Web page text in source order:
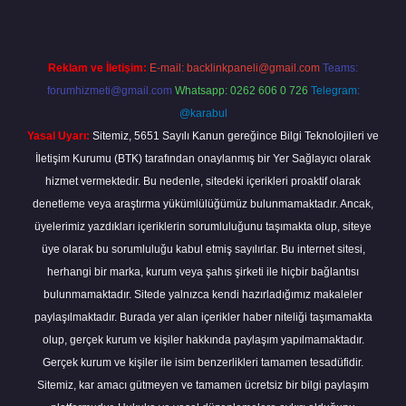
Reklam ve İletişim: E-mail: backlinkpaneli@gmail.com Teams:
forumhizmeti@gmail.com Whatsapp: 0262 606 0 726 Telegram:
@karabul
Yasal Uyarı: Sitemiz, 5651 Sayılı Kanun gereğince Bilgi Teknolojileri ve
İletişim Kurumu (BTK) tarafından onaylanmış bir Yer Sağlayıcı olarak
hizmet vermektedir. Bu nedenle, sitedeki içerikleri proaktif olarak
denetleme veya araştırma yükümlülüğümüz bulunmamaktadır. Ancak,
üyelerimiz yazdıkları içeriklerin sorumluluğunu taşımakta olup, siteye
üye olarak bu sorumluluğu kabul etmiş sayılırlar. Bu internet sitesi,
herhangi bir marka, kurum veya şahıs şirketi ile hiçbir bağlantısı
bulunmamaktadır. Sitede yalnızca kendi hazırladığımız makaleler
paylaşılmaktadır. Burada yer alan içerikler haber niteliği taşımamakta
olup, gerçek kurum ve kişiler hakkında paylaşım yapılmamaktadır.
Gerçek kurum ve kişiler ile isim benzerlikleri tamamen tesadüfidir.
Sitemiz, kar amacı gütmeyen ve tamamen ücretsiz bir bilgi paylaşım